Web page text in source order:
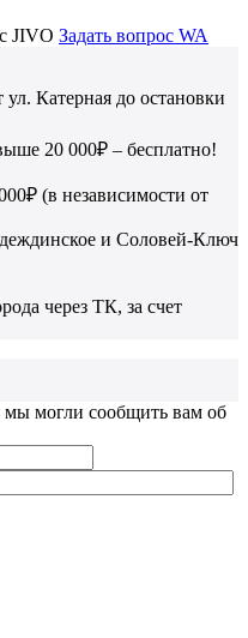
JIVO Задать вопрос WA
Катерная до остановки
20 000₽ – бесплатно!
(в независимости от
и Соловей-Ключ
через ТК, за счет
мы могли сообщить вам об